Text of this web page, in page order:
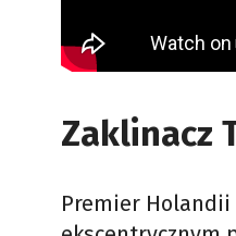
Zaklinacz
Premier Holandii